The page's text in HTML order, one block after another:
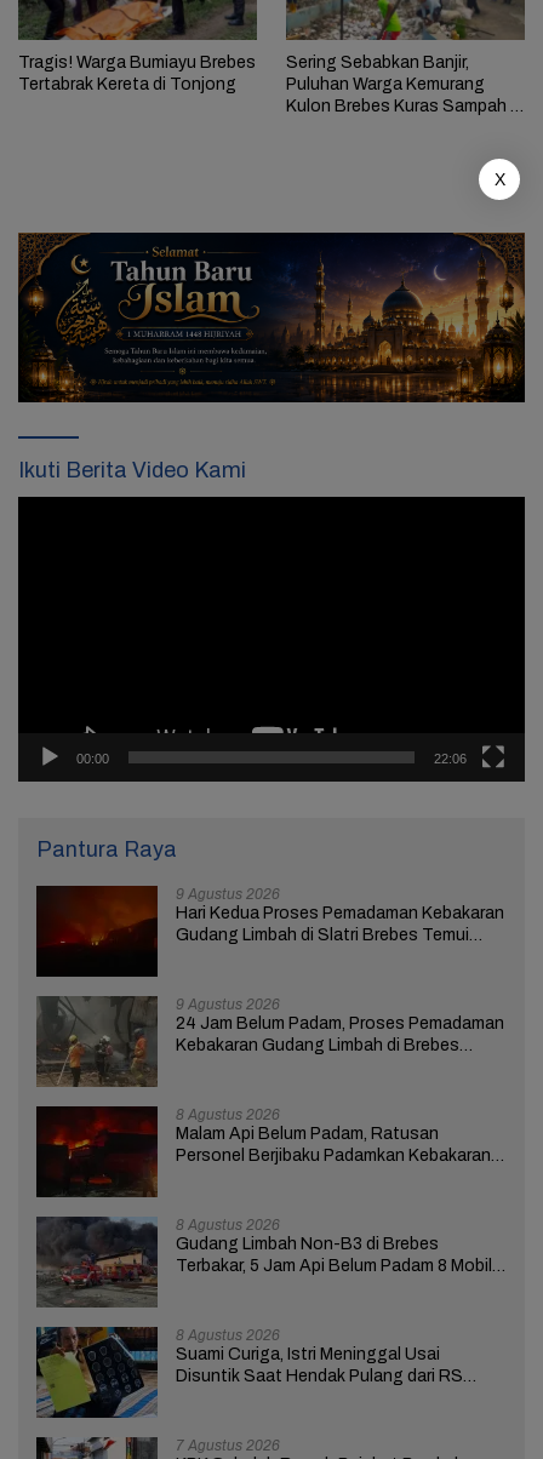
Tragis! Warga Bumiayu Brebes
Tertabrak Kereta di Tonjong
Sering Sebabkan Banjir,
Puluhan Warga Kemurang
Kulon Brebes Kuras Sampah di
Ikuti Berita Video Kami
00:00 22:06
Pantura Raya
9 Agustus 2026
Hari Kedua Proses Pemadaman Kebakaran
Gudang Limbah di Slatri Brebes Temui
9 Agustus 2026
24 Jam Belum Padam, Proses Pemadaman
Kebakaran Gudang Limbah di Brebes
8 Agustus 2026
Malam Api Belum Padam, Ratusan
Personel Berjibaku Padamkan Kebakaran
8 Agustus 2026
Gudang Limbah Non-B3 di Brebes
Terbakar, 5 Jam Api Belum Padam 8 Mobil
8 Agustus 2026
Suami Curiga, Istri Meninggal Usai
Disuntik Saat Hendak Pulang dari RS
7 Agustus 2026
X